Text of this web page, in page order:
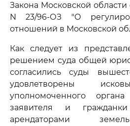
Закона Московской области
N 23/96-ОЗ "О
отношений в Московской
Как следует из
решением суда общей
согласились суды
удовлетворены
уполномоченного
заявителя и
арендаторами